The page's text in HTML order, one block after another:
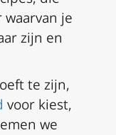
je
zijn en
te zijn,
voor kiest,
we